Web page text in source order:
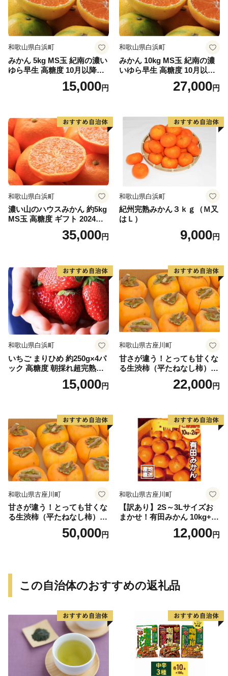
和歌山県白浜町
みかん 5kg MS玉 紀南の濃い
ゆら早生 高糖度 10月以降発
送 マルチ被覆栽培15,000円
和歌山県白浜町
みかん 10kg MS玉 紀南の濃
いゆら早生 高糖度 10月以降
発送 マルチ被覆栽培27,000円
和歌山県白浜町
濃い山のハウスみかん 約5kg
MS玉 高糖度 ギフト 2024年7
35,000円
和歌山県白浜町
紀州完熟みかん３ｋｇ（Ｍ又
はＬ）
9,000円
和歌山県白浜町
いちご まりひめ 約250g×4パ
ック 高糖度 朝採れ超完熟ま
りひめ 1月以降発送分
15,000円
和歌山県古座川町
甘さが違う！とっても甘くな
る生渋柿（平たねなし柿）吊
ップ付約4.5～5kg 約24～30
22,000円
和歌山県古座川町
甘さが違う！とっても甘くな
る生渋柿（平たねなし柿）吊
ップ付約14.5～15kg 約60～
50,000円
和歌山県古座川町
【訳あり】2S～3Lサイズお
まかせ！有田みかん 10kg+2k
g保証分 11月から12月下旬ま
でに順次発送致します。 / 訳
12,000円
この自治体のおすすめの返礼品